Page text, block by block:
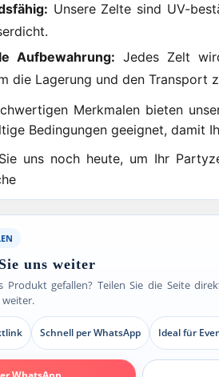
Unsere Zelte sind UV-
Aufbewahrung: Jedes Zelt
die Lagerung und den Transport
Merkmalen bieten
Bedingungen geeignet, damit
uns noch heute, um Ihr
uns weiter
Produkt gefallen? Teilen Sie die Seite
weiter.
Schnell per WhatsApp Ideal für